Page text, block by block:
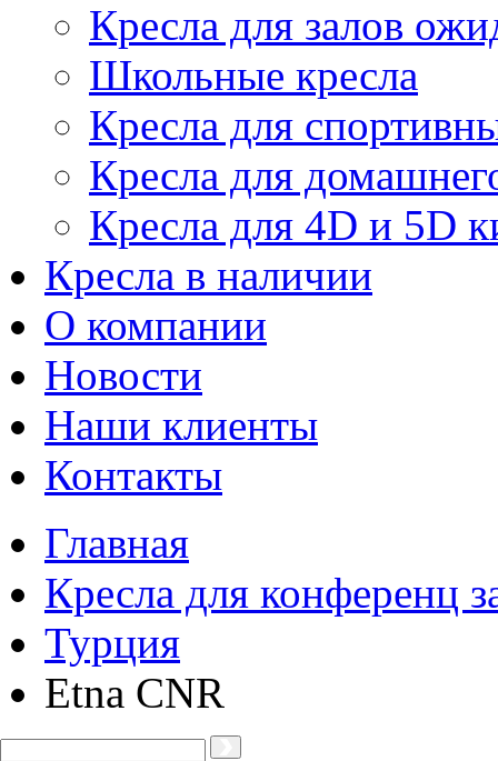
Кресла для залов
Школьные кресла
Кресла для
Кресла для
Кресла для 4D и 5D
Кресла в наличии
О компании
Новости
Наши клиенты
Контакты
Главная
Кресла для конференц
Турция
Etna CNR